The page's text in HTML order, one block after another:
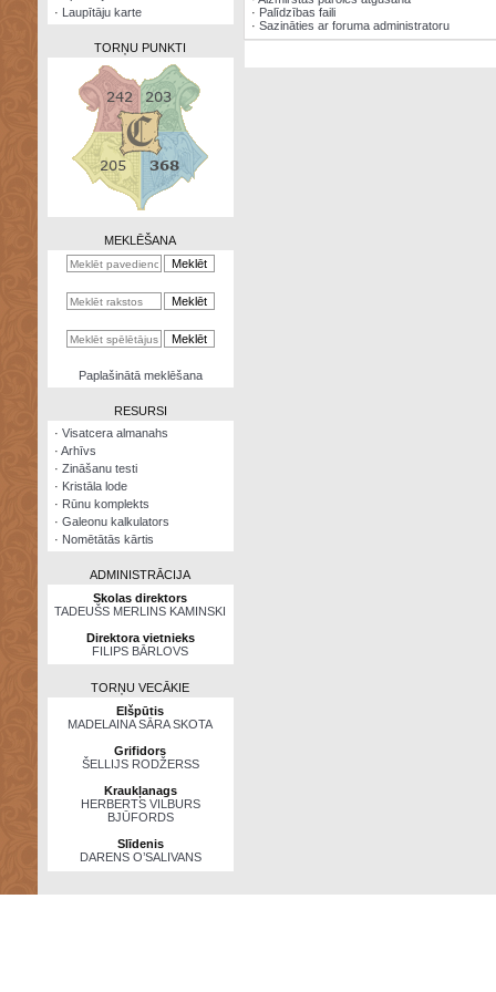
kalkulators
· Laupītāju karte
TORŅU PUNKTI
MEKLĒŠANA
Paplašinātā meklēšana
RESURSI
· Visatcera almanahs
· Arhīvs
· Zināšanu testi
· Kristāla lode
· Rūnu komplekts
· Galeonu kalkulators
· Nomētātās kārtis
ADMINISTRĀCIJA
Skolas direktors
TADEUŠS MERLINS KAMINSKI
Direktora vietnieks
FILIPS BĀRLOVS
TORŅU VECĀKIE
Elšpūtis
MADELAINA SĀRA SKOTA
Grifidors
ŠELLIJS RODŽERSS
Kraukļanags
HERBERTS VILBURS
BJŪFORDS
Slīdenis
DARENS O’SALIVANS
· Palīdzības faili
· Sazināties ar foruma administratoru